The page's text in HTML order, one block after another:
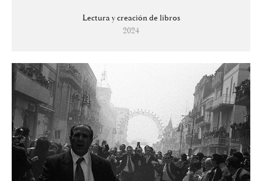
Lectura y creación de libros
2024